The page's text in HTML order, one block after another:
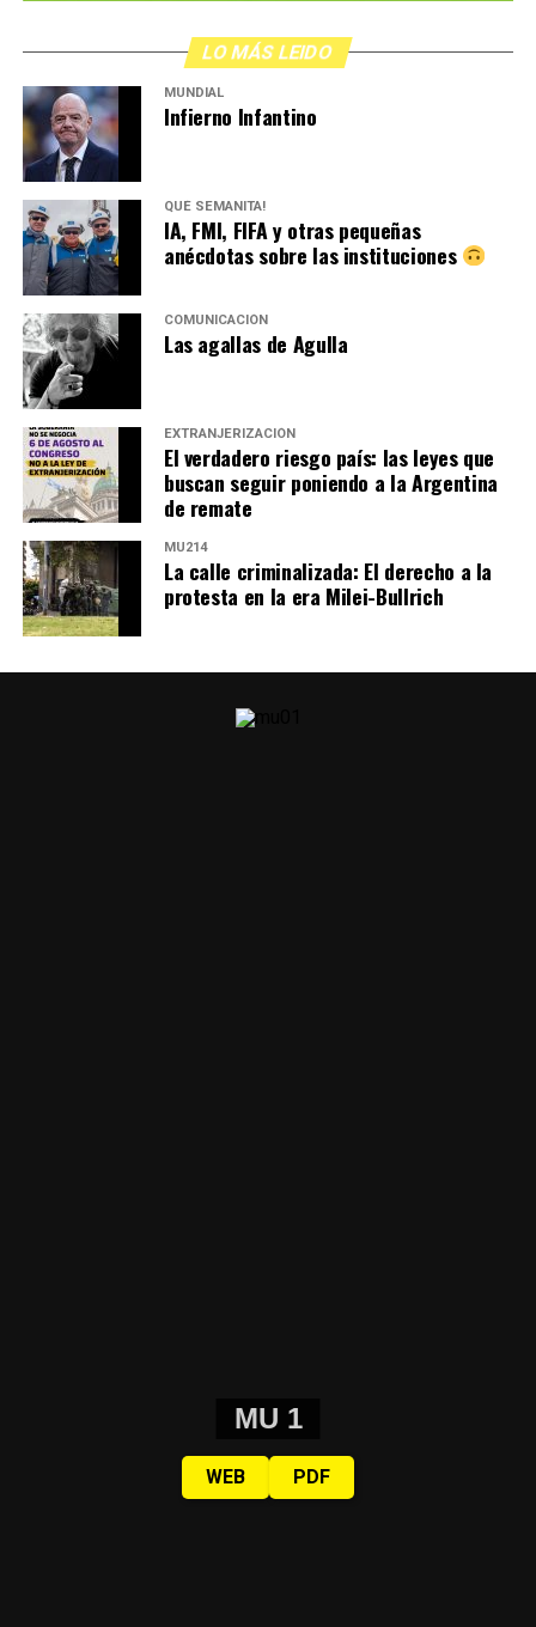
LO MÁS LEIDO
MUNDIAL
Infierno Infantino
QUÉ SEMANITA!
IA, FMI, FIFA y otras pequeñas
anécdotas sobre las instituciones
COMUNICACIÓN
Las agallas de Agulla
EXTRANJERIZACIÓN
El verdadero riesgo país: las leyes que
buscan seguir poniendo a la Argentina
de remate
MU214
La calle criminalizada: El derecho a la
protesta en la era Milei-Bullrich
MU 1
WEB PDF